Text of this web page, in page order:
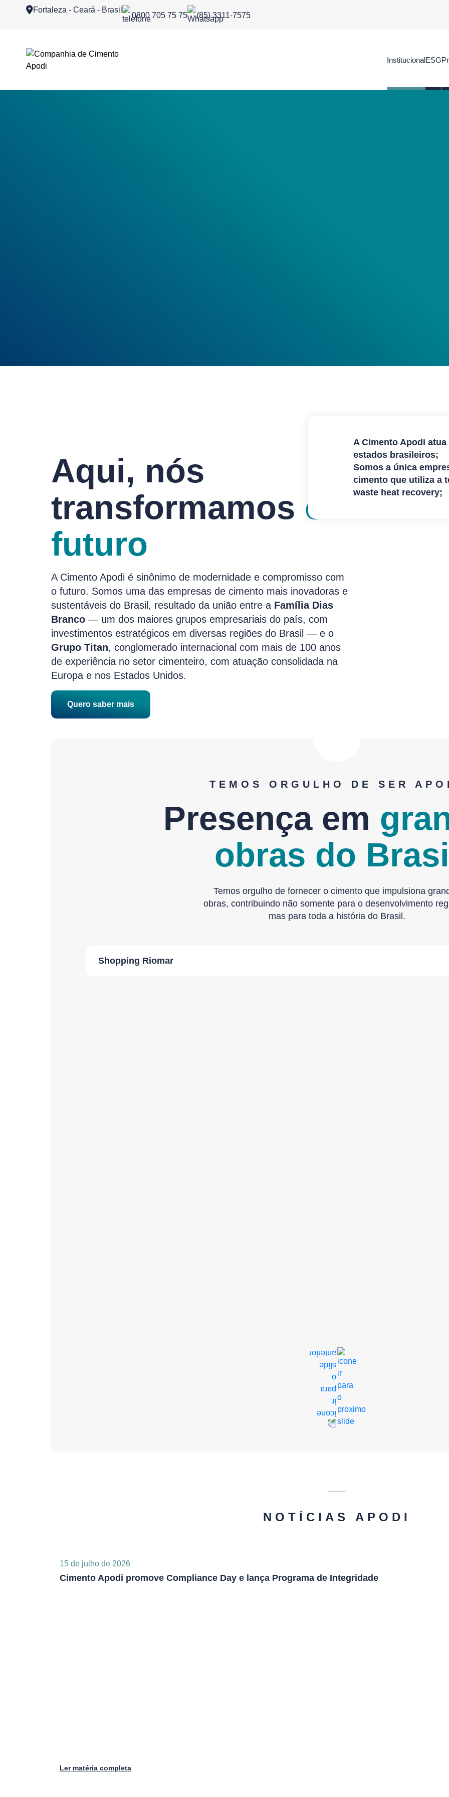
Fortaleza - Ceará - Brasil
0800 705 75 75 (85) 3311-7575
Institucional ESG
Aqui, nós
transformamos o
futuro
A Cimento Apodi é sinônimo de modernidade e compromisso com
o futuro. Somos uma das empresas de cimento mais inovadoras e
sustentáveis do Brasil, resultado da união entre a Família Dias
Branco — um dos maiores grupos empresariais do país, com
investimentos estratégicos em diversas regiões do Brasil — e o
Grupo Titan, conglomerado internacional com mais de 100 anos
de experiência no setor cimenteiro, com atuação consolidada na
Europa e nos Estados Unidos.
Quero saber mais
A Cimento Apodi atua
estados brasileiros;
Somos a única
cimento que utiliza a
waste heat recovery;
TEMOS ORGULHO DE SER
Presença em
obras do
Temos orgulho de fornecer o cimento que impulsiona
obras, contribuindo não somente para o desenvolvimento
mas para toda a história do Brasil.
Shopping Riomar
NOTÍCIAS APODI
15 de julho de 2026
Cimento Apodi promove Compliance Day e lança Programa de Integridade
Ler matéria completa